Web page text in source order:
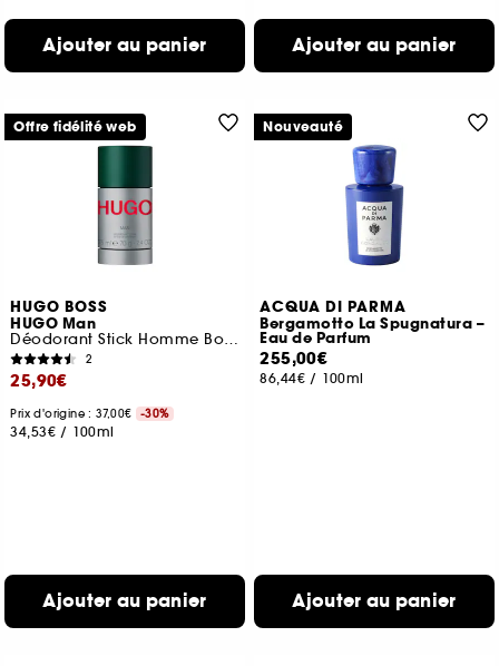
Ajouter au panier Ajouter au panier
HUGO BOSS
HUGO Man
Déodorant Stick Homme Boisé et Fruité
2
25,90€
Prix d'origine : 37,00€ -30%
34,53€ / 100ml
Ajouter au panier
Offre fidélité web
ACQUA DI PARMA
Bergamotto La Spugnatura –
Eau de Parfum
255,00€
86,44€ / 100ml
Ajouter au panier
Nouveauté